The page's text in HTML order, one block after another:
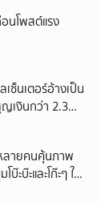
นโพสต์แรง
ซ็นเตอร์อ้างเป็น
เงินกว่า 2.3
ลายคนคุ้นภาพ
ะบ๊ะและโก๊ะๆ ให้
นๆ ทั้งเอ็นดูทั้ง